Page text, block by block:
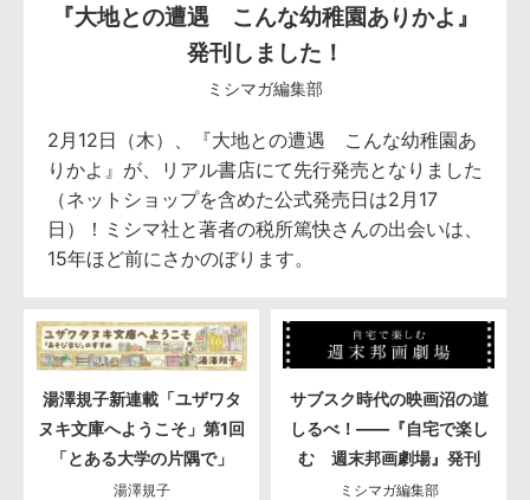
『大地との遭遇 こんな幼稚園ありかよ』
発刊しました！
ミシマガ編集部
2月12日（木）、『大地との遭遇 こんな幼稚園あ
りかよ』が、リアル書店にて先行発売となりました
（ネットショップを含めた公式発売日は2月17
日）！ミシマ社と著者の税所篤快さんの出会いは、
15年ほど前にさかのぼります。
湯澤規子新連載「ユザワタ
ヌキ文庫へようこそ」第1回
「とある大学の片隅で」
湯澤規子
サブスク時代の映画沼の道
しるべ！――『自宅で楽し
む 週末邦画劇場』発刊
ミシマガ編集部